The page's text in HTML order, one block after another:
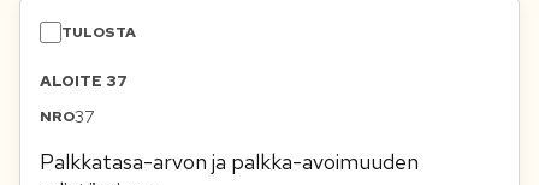
ALOITE 37
37
Palkkatasa-arvon ja palkka-avoimuuden